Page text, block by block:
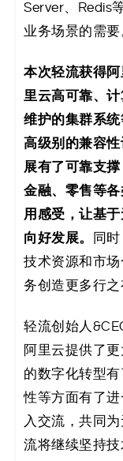
Server、Redis
业务场景的需要
本次轻流获得
里云高可靠、
维护的集群系
高级别的兼容
展有了可靠支
金融、零售等
用感受，让基
向好发展。
同
技术资源和市
务创造更多行之
轻流创始人
阿里云提供了
的数字化转型
性等方面有了
入交流，共同
流将继续坚持